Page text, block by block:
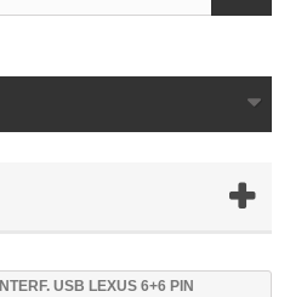
INTERF. USB LEXUS 6+6 PIN